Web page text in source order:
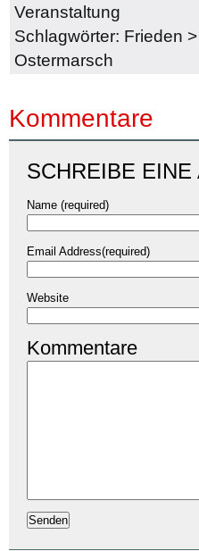
Veranstaltung
Schlagwörter: Frieden >
Ostermarsch
Kommentare
SCHREIBE EINE
Name (required)
Email Address(required)
Website
Kommentare